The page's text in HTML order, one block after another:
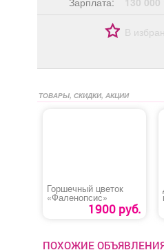
В
ТОВАРЫ, СКИДКИ, АКЦИИ
Горшечный цветок
«Фаленопсис»
1900 руб.
ПОХОЖИЕ